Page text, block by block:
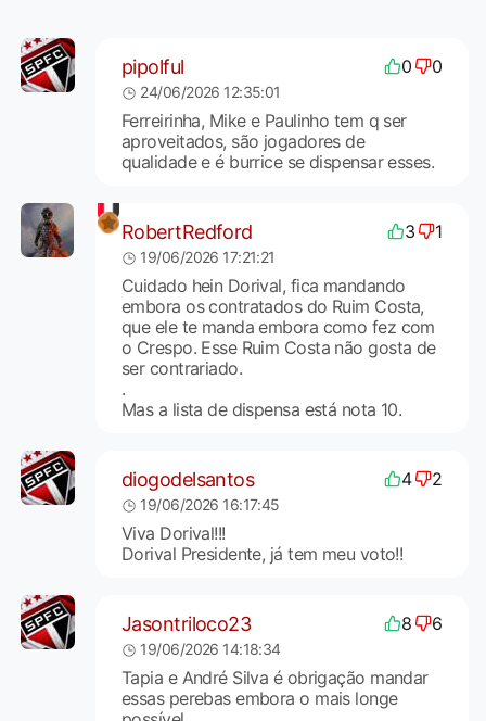
pipolful 0 0
24/06/2026 12:35:01
Ferreirinha, Mike e Paulinho tem q ser
aproveitados, são jogadores de
qualidade e é burrice se dispensar esses.
RobertRedford 3 1
19/06/2026 17:21:21
Cuidado hein Dorival, fica mandando
embora os contratados do Ruim Costa,
que ele te manda embora como fez com
o Crespo. Esse Ruim Costa não gosta de
ser contrariado.
.
Mas a lista de dispensa está nota 10.
diogodelsantos 4 2
19/06/2026 16:17:45
Viva Dorival!!!
Dorival Presidente, já tem meu voto!!
Jasontriloco23 8 6
19/06/2026 14:18:34
Tapia e André Silva é obrigação mandar
essas perebas embora o mais longe